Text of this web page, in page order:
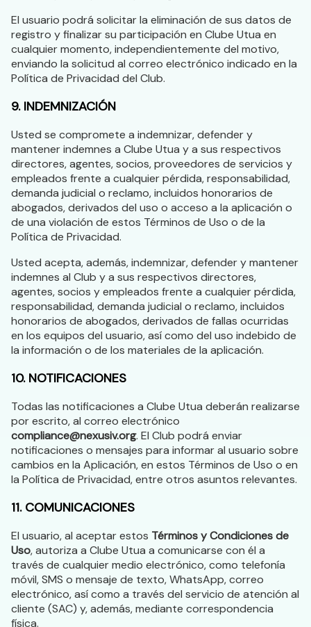
El usuario podrá solicitar la eliminación de sus datos de
registro y finalizar su participación en Clube Utua en
cualquier momento, independientemente del motivo,
enviando la solicitud al correo electrónico indicado en la
Política de Privacidad del Club.
9. INDEMNIZACIÓN
Usted se compromete a indemnizar, defender y
mantener indemnes a Clube Utua y a sus respectivos
directores, agentes, socios, proveedores de servicios y
empleados frente a cualquier pérdida, responsabilidad,
demanda judicial o reclamo, incluidos honorarios de
abogados, derivados del uso o acceso a la aplicación o
de una violación de estos Términos de Uso o de la
Política de Privacidad.
Usted acepta, además, indemnizar, defender y mantener
indemnes al Club y a sus respectivos directores,
agentes, socios y empleados frente a cualquier pérdida,
responsabilidad, demanda judicial o reclamo, incluidos
honorarios de abogados, derivados de fallas ocurridas
en los equipos del usuario, así como del uso indebido de
la información o de los materiales de la aplicación.
10. NOTIFICACIONES
Todas las notificaciones a Clube Utua deberán realizarse
por escrito, al correo electrónico
compliance@nexusiv.org. El Club podrá enviar
notificaciones o mensajes para informar al usuario sobre
cambios en la Aplicación, en estos Términos de Uso o en
la Política de Privacidad, entre otros asuntos relevantes.
11. COMUNICACIONES
El usuario, al aceptar estos Términos y Condiciones de
Uso, autoriza a Clube Utua a comunicarse con él a
través de cualquier medio electrónico, como telefonía
móvil, SMS o mensaje de texto, WhatsApp, correo
electrónico, así como a través del servicio de atención al
cliente (SAC) y, además, mediante correspondencia
física.